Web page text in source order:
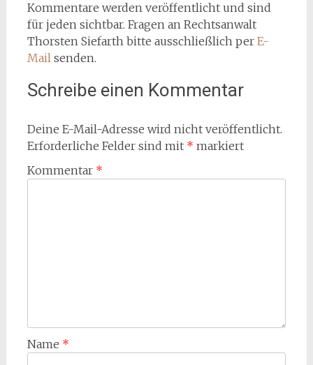
Kommentare werden veröffentlicht und sind
für jeden sichtbar. Fragen an Rechtsanwalt
Thorsten Siefarth bitte ausschließlich per E-
Mailsenden.
Schreibe einen Kommentar
Deine E-Mail-Adresse wird nicht veröffentlicht.
Erforderliche Felder sind mit * markiert
Kommentar *
Name *